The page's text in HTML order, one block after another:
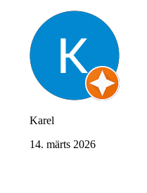
Karel
14. märts 2026